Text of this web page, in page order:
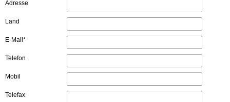
Adresse
Land
E-Mail*
Telefon
Mobil
Telefax